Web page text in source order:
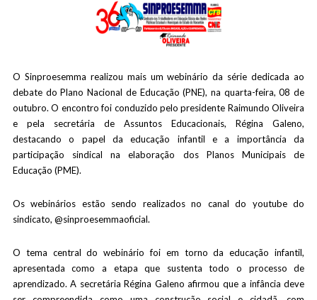
O Sinproesemma realizou mais um webinário da série dedicada ao
debate do Plano Nacional de Educação (PNE), na quarta-feira, 08 de
outubro. O encontro foi conduzido pelo presidente Raimundo Oliveira
e pela secretária de Assuntos Educacionais, Régina Galeno,
destacando o papel da educação infantil e a importância da
participação sindical na elaboração dos Planos Municipais de
Educação (PME).
Os webinários estão sendo realizados no canal do youtube do
sindicato, @sinproesemmaoficial.
O tema central do webinário foi em torno da educação infantil,
apresentada como a etapa que sustenta todo o processo de
aprendizado. A secretária Régina Galeno afirmou que a infância deve